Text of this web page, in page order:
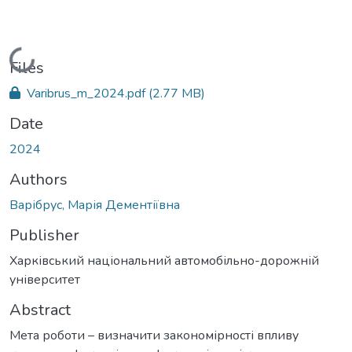
Loading...
Files
Varibrus_m_2024.pdf(2.77 MB)
Date
2024
Authors
Варібрус, Марія Дементіївна
Publisher
Харківський національний автомобільно-дорожній
університет
Abstract
Мета роботи – визначити закономірності впливу